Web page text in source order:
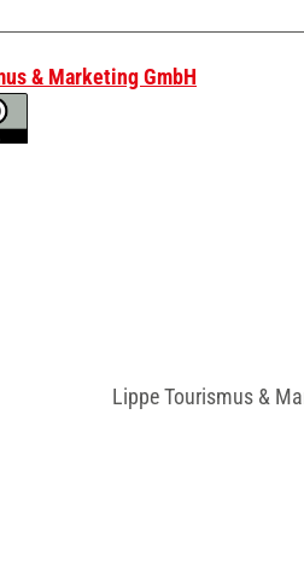
& Marketing GmbH
Lippe Tourismus &